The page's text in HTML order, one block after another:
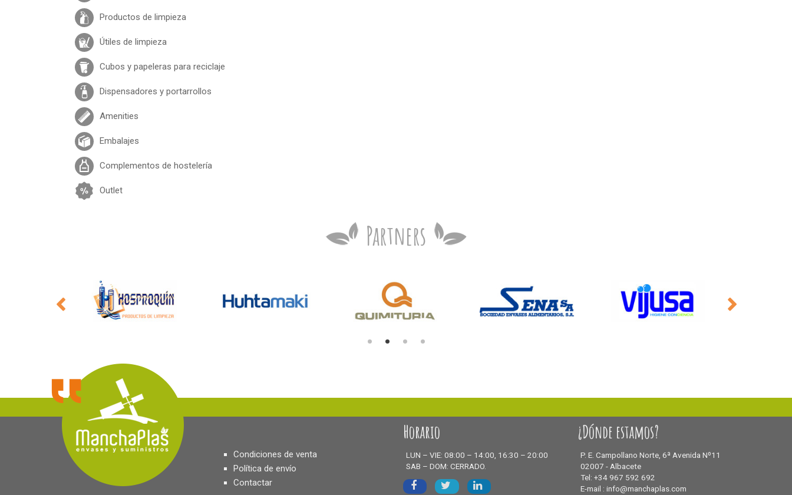
Productos de limpieza
Útiles de limpieza
Cubos y papeleras para reciclaje
Dispensadores y portarrollos
Amenities
Embalajes
Complementos de hostelería
Outlet
Partners
Condiciones de venta
Política de envío
Contactar
Horario
LUN – VIE: 08:00 – 14:00, 16:30 – 20:00
SAB – DOM: CERRADO.
¿Dónde estamos?
P. E. Campollano Norte, 6ª Avenida Nº11
02007 - Albacete
Tel: +34 967 592 692
E-mail : info@manchaplas.com